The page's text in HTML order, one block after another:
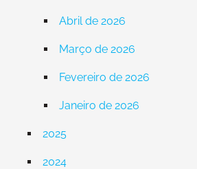
Abril de 2026
Março de 2026
Fevereiro de 2026
Janeiro de 2026
2025
2024